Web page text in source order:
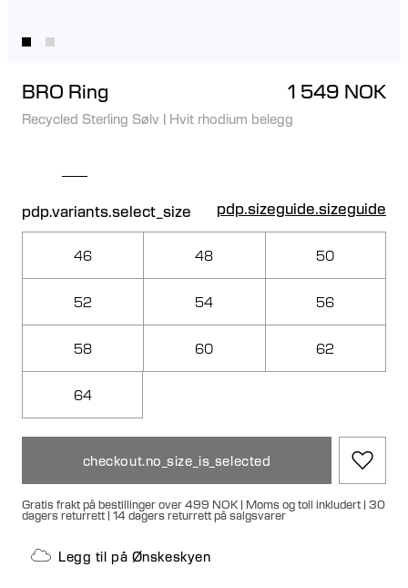
BRO Ring 1 549 NOK
Recycled Sterling Sølv | Hvit rhodium belegg
pdp.variants.select_size pdp.sizeguide.sizeguide
46 48 50
52 54 56
58 60 62
64
checkout.no_size_is_selected
Gratis frakt på bestillinger over 499 NOK | Moms og toll inkludert | 30
dagers returrett | 14 dagers returrett på salgsvarer
Legg til på Ønskeskyen